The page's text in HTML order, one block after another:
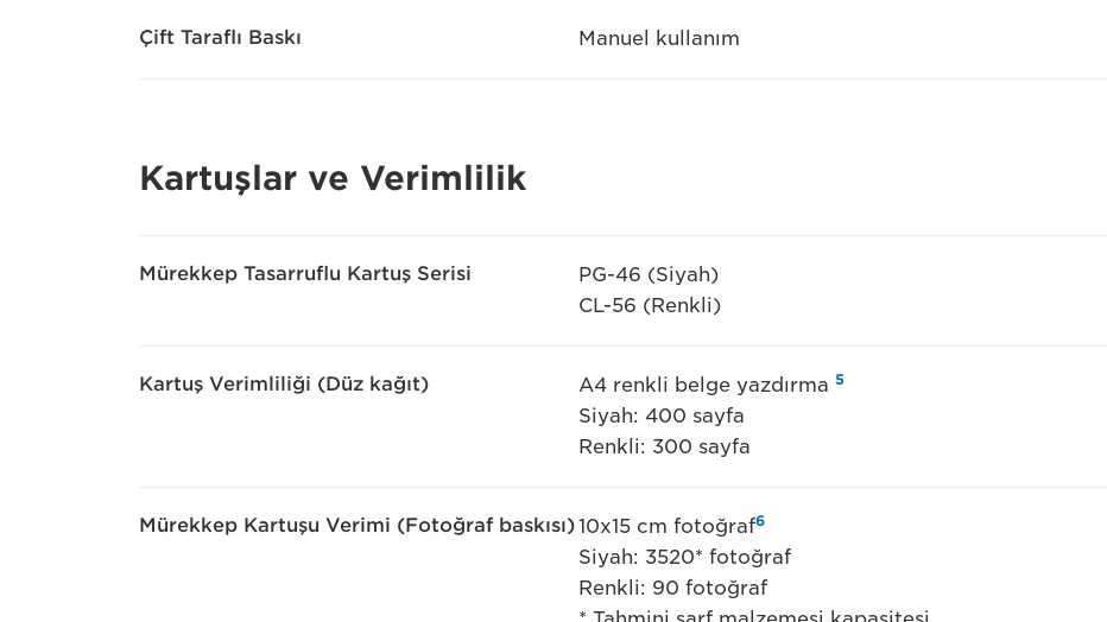
Çift Taraflı Baskı Manuel kullanım
Kartuşlar ve Verimlilik
Mürekkep Tasarruflu Kartuş Serisi
PG-46 (Siyah)
CL-56 (Renkli)
Kartuş Verimliliği (Düz kağıt) A4 renkli belge yazdırma 5
Siyah: 400 sayfa
Renkli: 300 sayfa
Mürekkep Kartuşu Verimi (Fotoğraf baskısı)10x15 cm fotoğraf6
Siyah: 3520* fotoğraf
Renkli: 90 fotoğraf